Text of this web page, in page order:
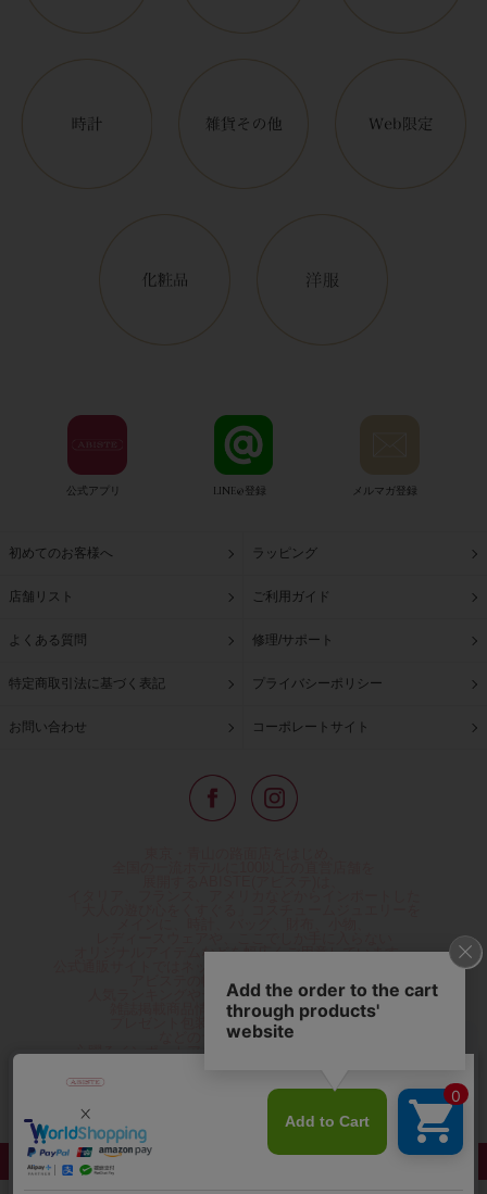
公式アプリ LINE@登録 メルマガ登録
初めてのお客様へ ラッピング
店舗リスト ご利用ガイド
よくある質問 修理/サポート
特定商取引法に基づく表記 プライバシーポリシー
お問い合わせ コーポレートサイト
オリジナルアイテムなどを幅広くご用意しています。
アビステの幅広い商品を取り揃え、
人気ランキングやテレビなどメディア着用商品、
雑誌掲載商品情報を紹介するコンテンツ、
プレゼント包装無料や独自のポイント還元
などのサービスをご提供。
心躍るインポートアクセサリーや時計、小物などで、
夢やときめきを与えられるよう願っています。
◆ギフトラッピング無料/11,000円以上のご注文で送料無料◆
©ABISTE WEB SHOP